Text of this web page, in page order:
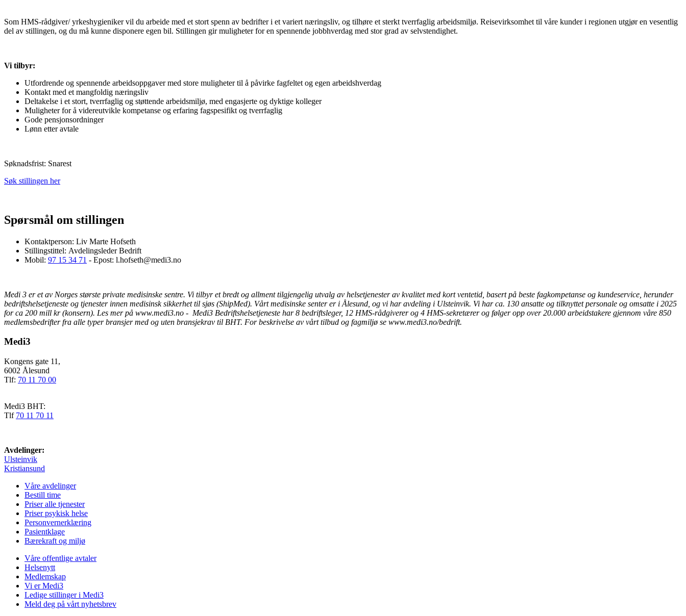
Som HMS-rådgiver/ yrkeshygieniker vil du arbeide med et stort spenn av bedrifter i et variert næringsliv, og tilhøre et sterkt tverrfaglig arbeidsmiljø. Reisevirksomhet til våre kunder i regionen utgjør en vesentlig
del av stillingen, og du må kunne disponere egen bil. Stillingen gir muligheter for en spennende jobbhverdag med stor grad av selvstendighet.
Vi tilbyr:
Utfordrende og spennende arbeidsoppgaver med store muligheter til å påvirke fagfeltet og egen arbeidshverdag
Kontakt med et mangfoldig næringsliv
Deltakelse i et stort, tverrfaglig og støttende arbeidsmiljø, med engasjerte og dyktige kolleger
Muligheter for å videreutvikle kompetanse og erfaring fagspesifikt og tverrfaglig
Gode pensjonsordninger
Lønn etter avtale
Søknadsfrist: Snarest
Søk stillingen her
Spørsmål om stillingen
Kontaktperson: Liv Marte Hofseth
Stillingstittel: Avdelingsleder Bedrift
Mobil: 97 15 34 71 - Epost: l.hofseth@medi3.no
Medi 3 er et av Norges største private medisinske sentre. Vi tilbyr et bredt og allment tilgjengelig utvalg av helsetjenester av kvalitet med kort ventetid, basert på beste fagkompetanse og kundeservice, herunder
bedriftshelsetjeneste og tjenester innen medisinsk sikkerhet til sjøs (ShipMed). Vårt medisinske senter er i Ålesund, og vi har avdeling i Ulsteinvik. Vi har ca. 130 ansatte og tilknyttet personale og omsatte i 2025
for ca 200 mill kr (konsern). Les mer på www.medi3.no - Medi3 Bedriftshelsetjeneste har 8 bedriftsleger, 12 HMS-rådgiverer og 4 HMS-sekretærer og følger opp over 20.000 arbeidstakere gjennom våre 850
medlemsbedrifter fra alle typer bransjer med og uten bransjekrav til BHT. For beskrivelse av vårt tilbud og fagmiljø se www.medi3.no/bedrift.
Medi3
Kongens gate 11,
6002 Ålesund
Tlf: 70 11 70 00
Medi3 BHT:
Tlf 70 11 70 11
Avdelinger:
Ulsteinvik
Kristiansund
Våre avdelinger
Bestill time
Priser alle tjenester
Priser psykisk helse
Personvernerklæring
Pasientklage
Bærekraft og miljø
Våre offentlige avtaler
Helsenytt
Medlemskap
Vi er Medi3
Ledige stillinger i Medi3
Meld deg på vårt nyhetsbrev